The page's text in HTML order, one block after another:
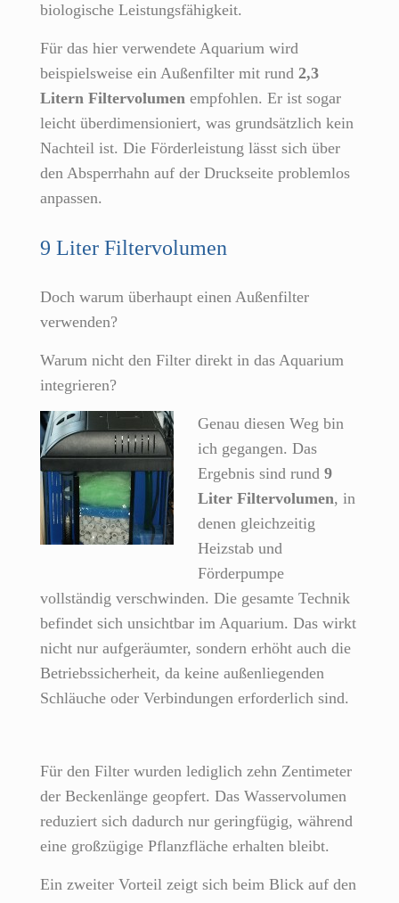
biologische Leistungsfähigkeit.
Für das hier verwendete Aquarium wird
beispielsweise ein Außenfilter mit rund 2,3
Litern Filtervolumen empfohlen. Er ist sogar
leicht überdimensioniert, was grundsätzlich kein
Nachteil ist. Die Förderleistung lässt sich über
den Absperrhahn auf der Druckseite problemlos
anpassen.
9 Liter Filtervolumen
Doch warum überhaupt einen Außenfilter
verwenden?
Warum nicht den Filter direkt in das Aquarium
integrieren?
Genau diesen Weg bin
ich gegangen. Das
Ergebnis sind rund 9
Liter Filtervolumen, in
denen gleichzeitig
Heizstab und
Förderpumpe
vollständig verschwinden. Die gesamte Technik
befindet sich unsichtbar im Aquarium. Das wirkt
nicht nur aufgeräumter, sondern erhöht auch die
Betriebssicherheit, da keine außenliegenden
Schläuche oder Verbindungen erforderlich sind.
Für den Filter wurden lediglich zehn Zentimeter
der Beckenlänge geopfert. Das Wasservolumen
reduziert sich dadurch nur geringfügig, während
eine großzügige Pflanzfläche erhalten bleibt.
Ein zweiter Vorteil zeigt sich beim Blick auf den